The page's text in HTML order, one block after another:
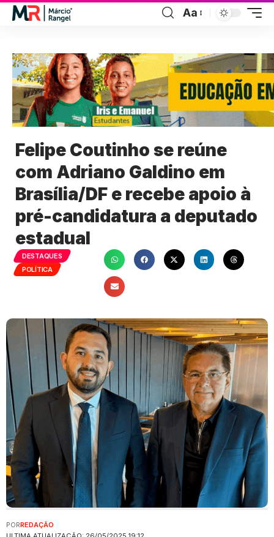
Aa
Felipe Coutinho se reúne
com Adriano Galdino em
Brasília/DF e recebe apoio à
pré-candidatura a deputado
estadual
DESTAQUES
POLÍTICA
PORREDAÇÃO